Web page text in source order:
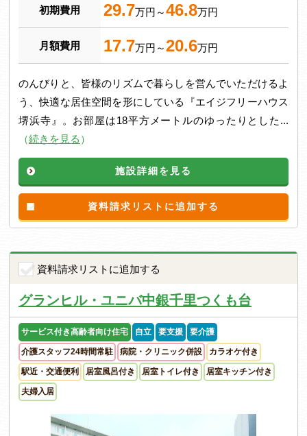
初期費用 29.7万円～46.8万円
月額費用 17.7万円～20.6万円
のんびりと、皆様のリズムで暮らしを営んでいただけるよ
う、快適な居住空間を形にしている『エイジフリーハウス
堺浜寺』。お部屋は18平方メートルのゆったりとした...
（続きを見る ）
施設詳細を見る
資料請求リストに追加する
資料請求リストに追加する
グランヒル・ユニバ中銀千里つくも台
サービス付き高齢者向け住宅 自立 要支援 要介護
介護スタッフ24時間常駐 病院・クリニック併設 カラオケ付き
駅近・交通便利 居室風呂付き 居室トイレ付き 居室キッチン付き
夫婦入居